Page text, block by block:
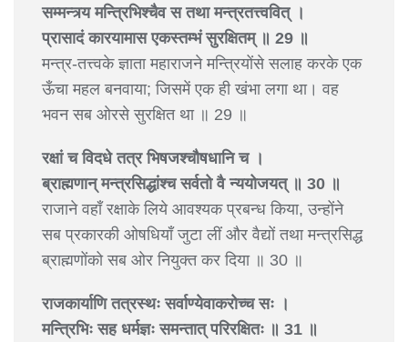
सम्मन्त्र्य मन्त्रिभिश्चैव स तथा मन्त्रतत्त्ववित् ।
प्रासादं कारयामास एकस्तम्भं सुरक्षितम् ॥ 29 ॥
मन्त्र-तत्त्वके ज्ञाता महाराजने मन्त्रियोंसे सलाह करके एक
ऊँचा महल बनवाया; जिसमें एक ही खंभा लगा था। वह
भवन सब ओरसे सुरक्षित था ॥ 29 ॥
रक्षां च विदधे तत्र भिषजश्चौषधानि च ।
ब्राह्मणान् मन्त्रसिद्धांश्च सर्वतो वै न्ययोजयत् ॥ 30 ॥
राजाने वहाँ रक्षाके लिये आवश्यक प्रबन्ध किया, उन्होंने
सब प्रकारकी ओषधियाँ जुटा लीं और वैद्यों तथा मन्त्रसिद्ध
ब्राह्मणोंको सब ओर नियुक्त कर दिया ॥ 30 ॥
राजकार्याणि तत्रस्थः सर्वाण्येवाकरोच्च सः ।
मन्त्रिभिः सह धर्मज्ञः समन्तात् परिरक्षितः ॥ 31 ॥